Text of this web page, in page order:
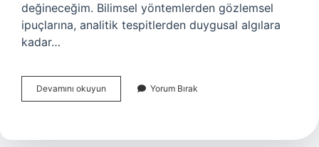
değineceğim. Bilimsel yöntemlerden gözlemsel
ipuçlarına, analitik tespitlerden duygusal algılara
kadar…
Devamını okuyun İşlemcinin
kaç
nasıl
Yorum Bırak